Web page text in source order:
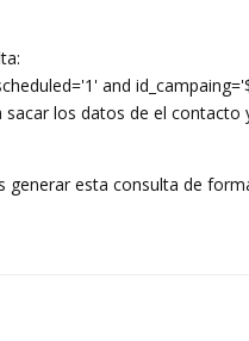
and
los datos de el
generar esta consulta de